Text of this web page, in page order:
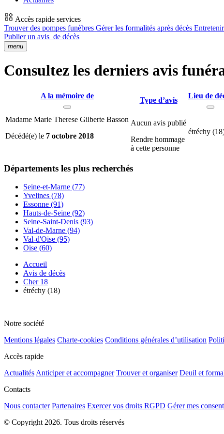
Accès rapide services
Trouver des pompes funèbres Gérer les formalités après décès
Publier un avis de décès
menu
Consultez les derniers avis
A la mémoire de
Type d’avis
Lieu de
Madame Marie Therese Gilberte Basson
Décédé(e) le 7 octobre 2018
Aucun avis publié
Rendre hommage
à cette personne
étréchy
Départements les plus recherchés
Seine-et-Marne (77)
Yvelines (78)
Essonne (91)
Hauts-de-Seine (92)
Seine-Saint-Denis (93)
Val-de-Marne (94)
Val-d'Oise (95)
Oise (60)
Accueil
Avis de décès
Cher 18
étréchy (18)
Notre société
Mentions légales Charte-cookies Conditions générales d’utilisation
Accès rapide
Actualités Anticiper et accompagner Trouver et organiser Deuil et
Contacts
Nous contacter Partenaires Exercer vos droits RGPD Gérer mes
© Copyright 2026. Tous droits réservés